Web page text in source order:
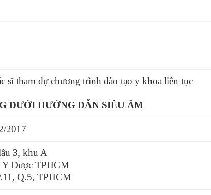
tham dự chương trình đào tạo y khoa liên tục
DƯỚI HƯỚNG DẪN SIÊU ÂM
2017
3, khu A
Dược TPHCM
Q.5, TPHCM